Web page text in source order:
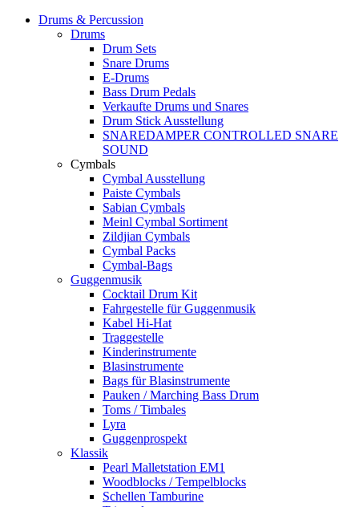
Drums & Percussion
Drums
Drum Sets
Snare Drums
E-Drums
Bass Drum Pedals
Verkaufte Drums und Snares
Drum Stick Ausstellung
SNAREDAMPER CONTROLLED SNARE
SOUND
Cymbals
Cymbal Ausstellung
Paiste Cymbals
Sabian Cymbals
Meinl Cymbal Sortiment
Zildjian Cymbals
Cymbal Packs
Cymbal-Bags
Guggenmusik
Cocktail Drum Kit
Fahrgestelle für Guggenmusik
Kabel Hi-Hat
Traggestelle
Kinderinstrumente
Blasinstrumente
Bags für Blasinstrumente
Pauken / Marching Bass Drum
Toms / Timbales
Lyra
Guggenprospekt
Klassik
Pearl Malletstation EM1
Woodblocks / Tempelblocks
Schellen Tamburine